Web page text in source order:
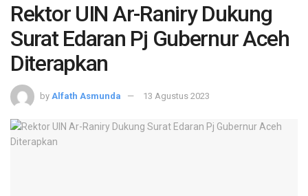
Rektor UIN Ar-Raniry Dukung
Surat Edaran Pj Gubernur Aceh
Diterapkan
by Alfath Asmunda 13 Agustus 2023